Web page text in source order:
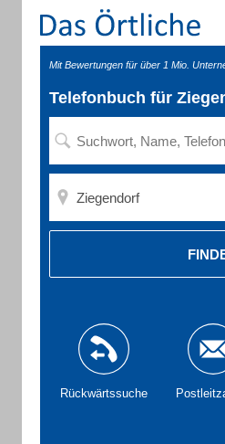
Mit Bewertungen für über 1 Mio.
Telefonbuch für
Rückwärtssuche